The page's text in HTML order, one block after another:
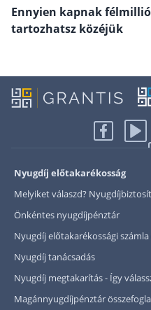
Rólunk
Karrier
Ennyien kapnak
tartozhatsz közéjük
Nyugdíj előtakarékosság
Melyiket válaszd?
Önkéntes nyugdíjpénztár
Nyugdíj előtakarékossági számla
Nyugdíj tanácsadás
Nyugdíj megtakarítás - Így
Magánnyugdíjpénztár